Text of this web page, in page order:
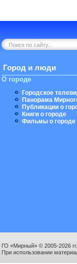
Город и люди
О городе
Городское
Панорама
Публикации о
Книги о городе
Фильмы о городе
ГО «Мирный» © 2005-2026
При использовании